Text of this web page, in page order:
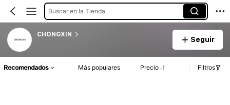
Buscar en la Tienda
CHONGXIN
Seguir
Recomendados Más populares Precio Filtros